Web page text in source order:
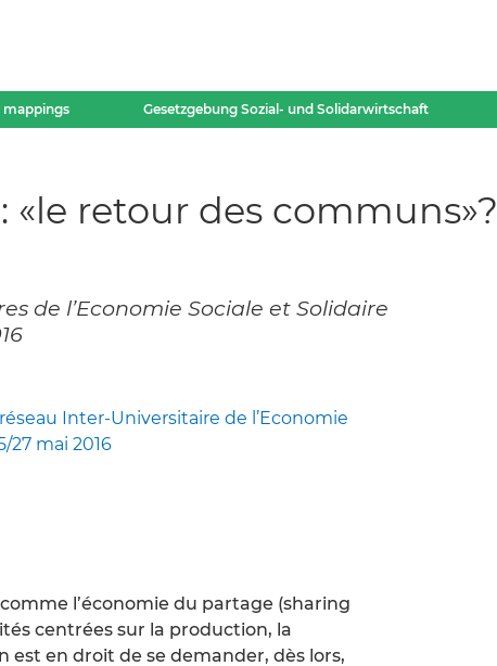
mappings Gesetzgebung Sozial- und Solidarwirtschaft
«le retour des communs»?
de l’Economie Sociale et Solidaire
Inter-Universitaire de l’Economie
27 mai 2016
l’économie du partage (sharing
centrées sur la production, la
est en droit de se demander, dès lors,